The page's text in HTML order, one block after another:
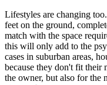
Lifestyles are changing
feet on the ground,
match with the space
this will only add to the
cases in suburban areas,
because they don't fit their
the owner, but also for the